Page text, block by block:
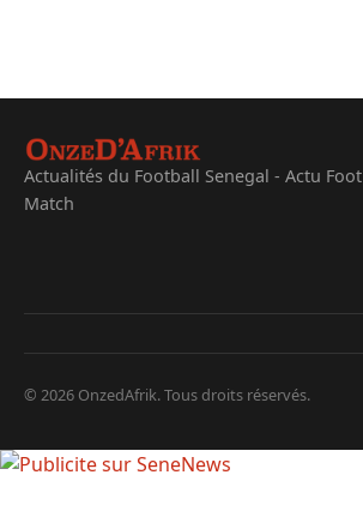
Actualités du Football Senegal - Actu Foot
Match
© 2026 OnzedAfrik. Tous droits réservés.